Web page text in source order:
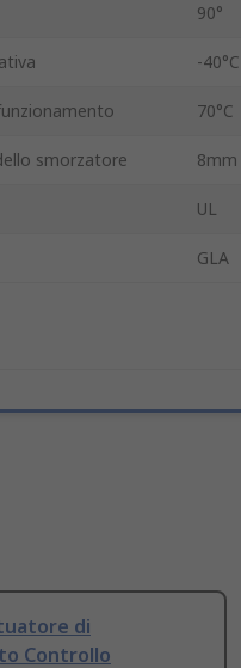
90°
-40°C
70°C
smorzatore 8mm
UL
GLA
di
Controllo